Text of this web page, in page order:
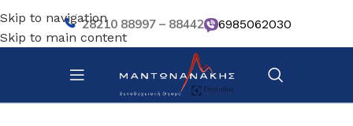
Skip to navigation
Skip to main content
28210 88997 – 88442 6985062030
Αρχική σελίδα/ Επιτραπέζια Είδη/ Πιάτα